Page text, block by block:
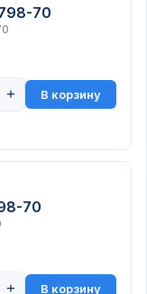
70
+ В корзину
70
+ В корзину